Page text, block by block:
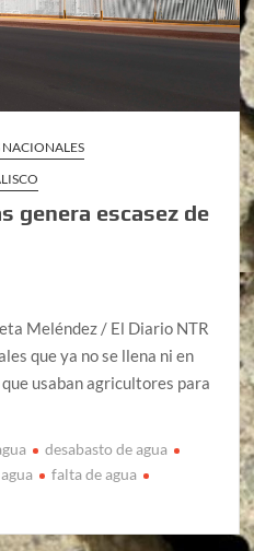
genera escasez de
Meléndez / El Diario NTR
que ya no se llena ni en
usaban agricultores para
desabasto de agua
falta de agua